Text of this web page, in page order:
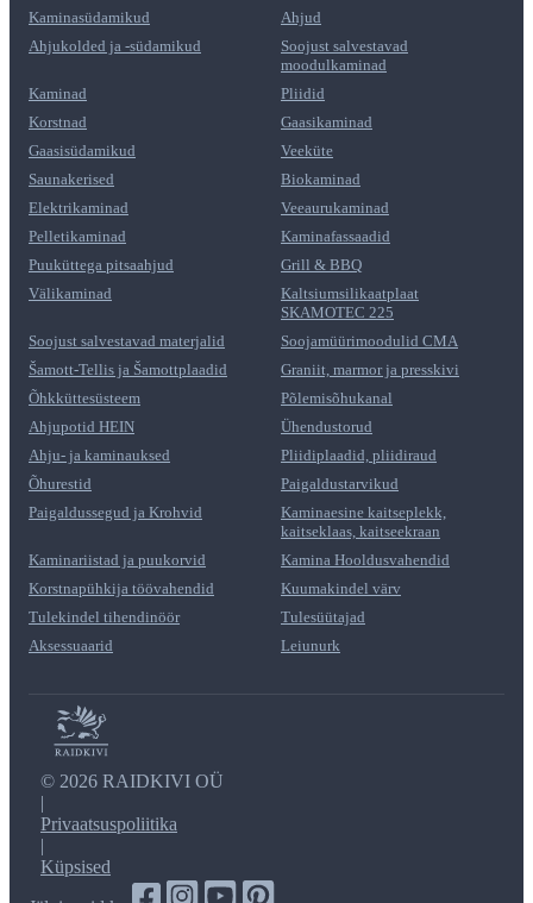
Kaminasüdamikud
Ahjud
Ahjukolded ja -südamikud
Soojust salvestavad
moodulkaminad
Kaminad
Pliidid
Korstnad
Gaasikaminad
Gaasisüdamikud
Veeküte
Saunakerised
Biokaminad
Elektrikaminad
Veeaurukaminad
Pelletikaminad
Kaminafassaadid
Puuküttega pitsaahjud
Grill & BBQ
Välikaminad
Kaltsiumsilikaatplaat
SKAMOTEC 225
Soojust salvestavad materjalid
Soojamüürimoodulid CMA
Šamott-Tellis ja Šamottplaadid
Graniit, marmor ja presskivi
Õhkküttesüsteem
Põlemisõhukanal
Ahjupotid HEIN
Ühendustorud
Ahju- ja kaminauksed
Pliidiplaadid, pliidiraud
Õhurestid
Paigaldustarvikud
Paigaldussegud ja Krohvid
Kaminaesine kaitseplekk,
kaitseklaas, kaitseekraan
Kaminariistad ja puukorvid
Kamina Hooldusvahendid
Korstnapühkija töövahendid
Kuumakindel värv
Tulekindel tihendinöör
Tulesüütajad
Aksessuaarid
Leiunurk
© 2026 RAIDKIVI OÜ
|
Privaatsuspoliitika
|
Küpsised